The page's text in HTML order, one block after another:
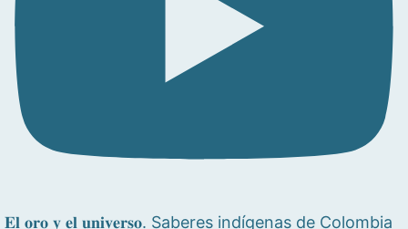
𝐄𝐥 𝐨𝐫𝐨 𝐲 𝐞𝐥 𝐮𝐧𝐢𝐯𝐞𝐫𝐬𝐨. Saberes indígenas de Colombia